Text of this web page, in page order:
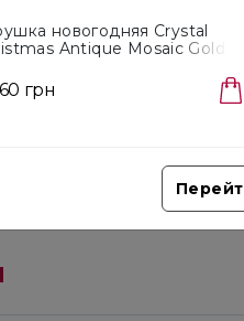
новогодняя Crystal
Antique Mosaic Gold,
грн